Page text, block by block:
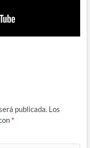
publicada. Los
*